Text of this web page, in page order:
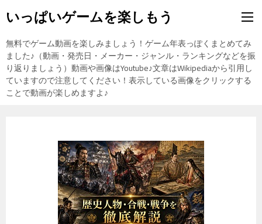
いっぱいゲームを楽しもう
無料でゲーム動画を楽しみましょう！ゲーム年表っぽくまとめてみ
ました♪（動画・発売日・メーカー・ジャンル・ランキングなどを振
り返りましょう）動画や画像はYoutube♪文章はWikipediaから引用し
ていますので注意してください！表示している画像をクリックする
ことで動画が楽しめますよ♪